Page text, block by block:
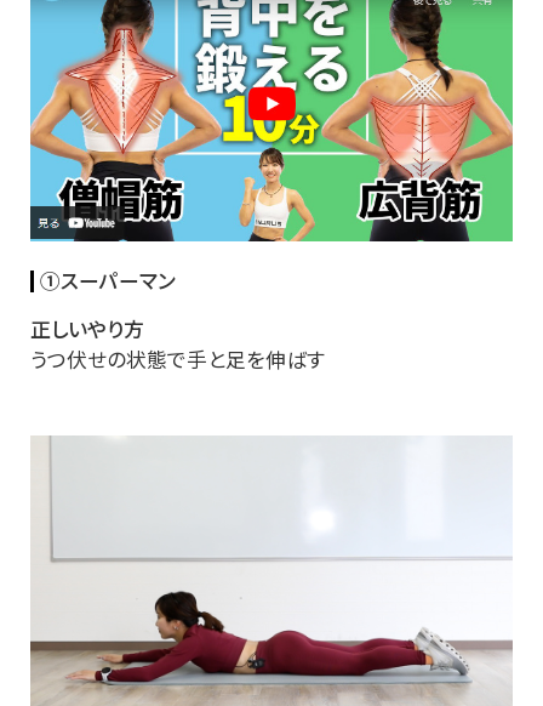
①スーパーマン
正しいやり方
うつ伏せの状態で手と足を伸ばす